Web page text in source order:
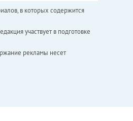
в которых содержится
участвует в подготовке
рекламы несет